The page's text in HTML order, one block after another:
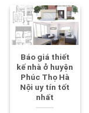
Báo giá thiết
kế nhà ở huyện
Phúc Thọ Hà
Nội uy tín tốt
nhất